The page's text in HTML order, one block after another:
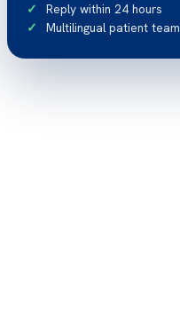
Reply within 24 hours
Multilingual patient team